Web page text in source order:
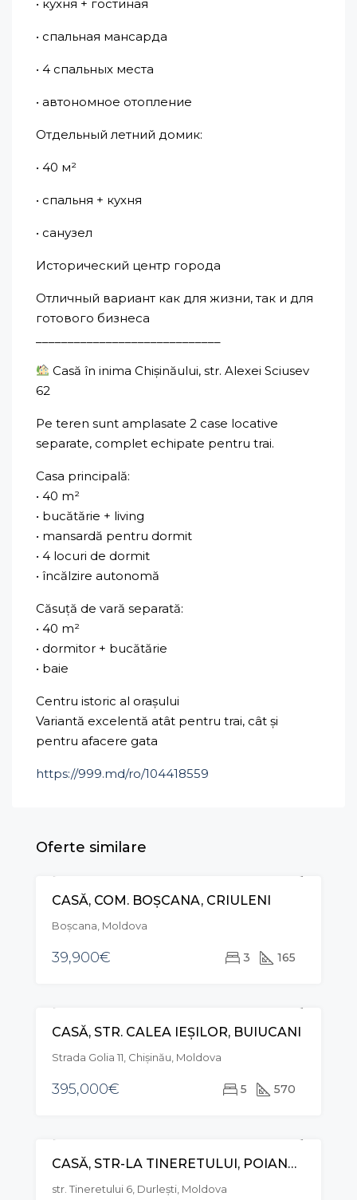
• кухня + гостиная
• спальная мансарда
• 4 спальных места
• автономное отопление
Отдельный летний домик:
• 40 м²
• спальня + кухня
• санузел
Исторический центр города
Отличный вариант как для жизни, так и для
готового бизнеса
Casă în inima Chișinăului, str. Alexei Sciusev
62
Pe teren sunt amplasate 2 case locative
separate, complet echipate pentru trai.
Casa principală:
• 40 m²
• bucătărie + living
• mansardă pentru dormit
• 4 locuri de dormit
• încălzire autonomă
Căsuță de vară separată:
• 40 m²
• dormitor + bucătărie
• baie
Centru istoric al orașului
Variantă excelentă atât pentru trai, cât și
pentru afacere gata
https://999.md/ro/104418559
Oferte similare
VÂNZARE EXCLUSIVE
CASĂ, COM. BOȘCANA, CRIULENI
Boșcana, Moldova
39,900€ 3 165
RECOMANDAT VÂNZARE EXCLUSIVE
CASĂ, STR. CALEA IEȘILOR, BUIUCANI
Strada Golia 11, Chișinău, Moldova
395,000€ 5 570
RECOMANDAT VÂNZARE EXCLUSIVE
CASĂ, STR-LA TINERETULUI, POIANA DOMNEASCĂ
str. Tineretului 6, Durleşti, Moldova